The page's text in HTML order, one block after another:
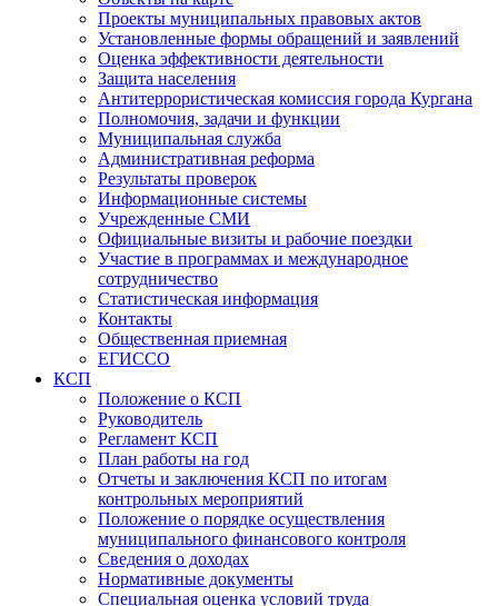
Проекты муниципальных правовых актов
Установленные формы обращений и заявлений
Оценка эффективности деятельности
Защита населения
Антитеррористическая комиссия города Кургана
Полномочия, задачи и функции
Муниципальная служба
Административная реформа
Результаты проверок
Информационные системы
Учрежденные СМИ
Официальные визиты и рабочие поездки
Участие в программах и международное
сотрудничество
Статистическая информация
Контакты
Общественная приемная
ЕГИССО
КСП
Положение о КСП
Руководитель
Регламент КСП
План работы на год
Отчеты и заключения КСП по итогам
контрольных мероприятий
Положение о порядке осуществления
муниципального финансового контроля
Сведения о доходах
Нормативные документы
Специальная оценка условий труда